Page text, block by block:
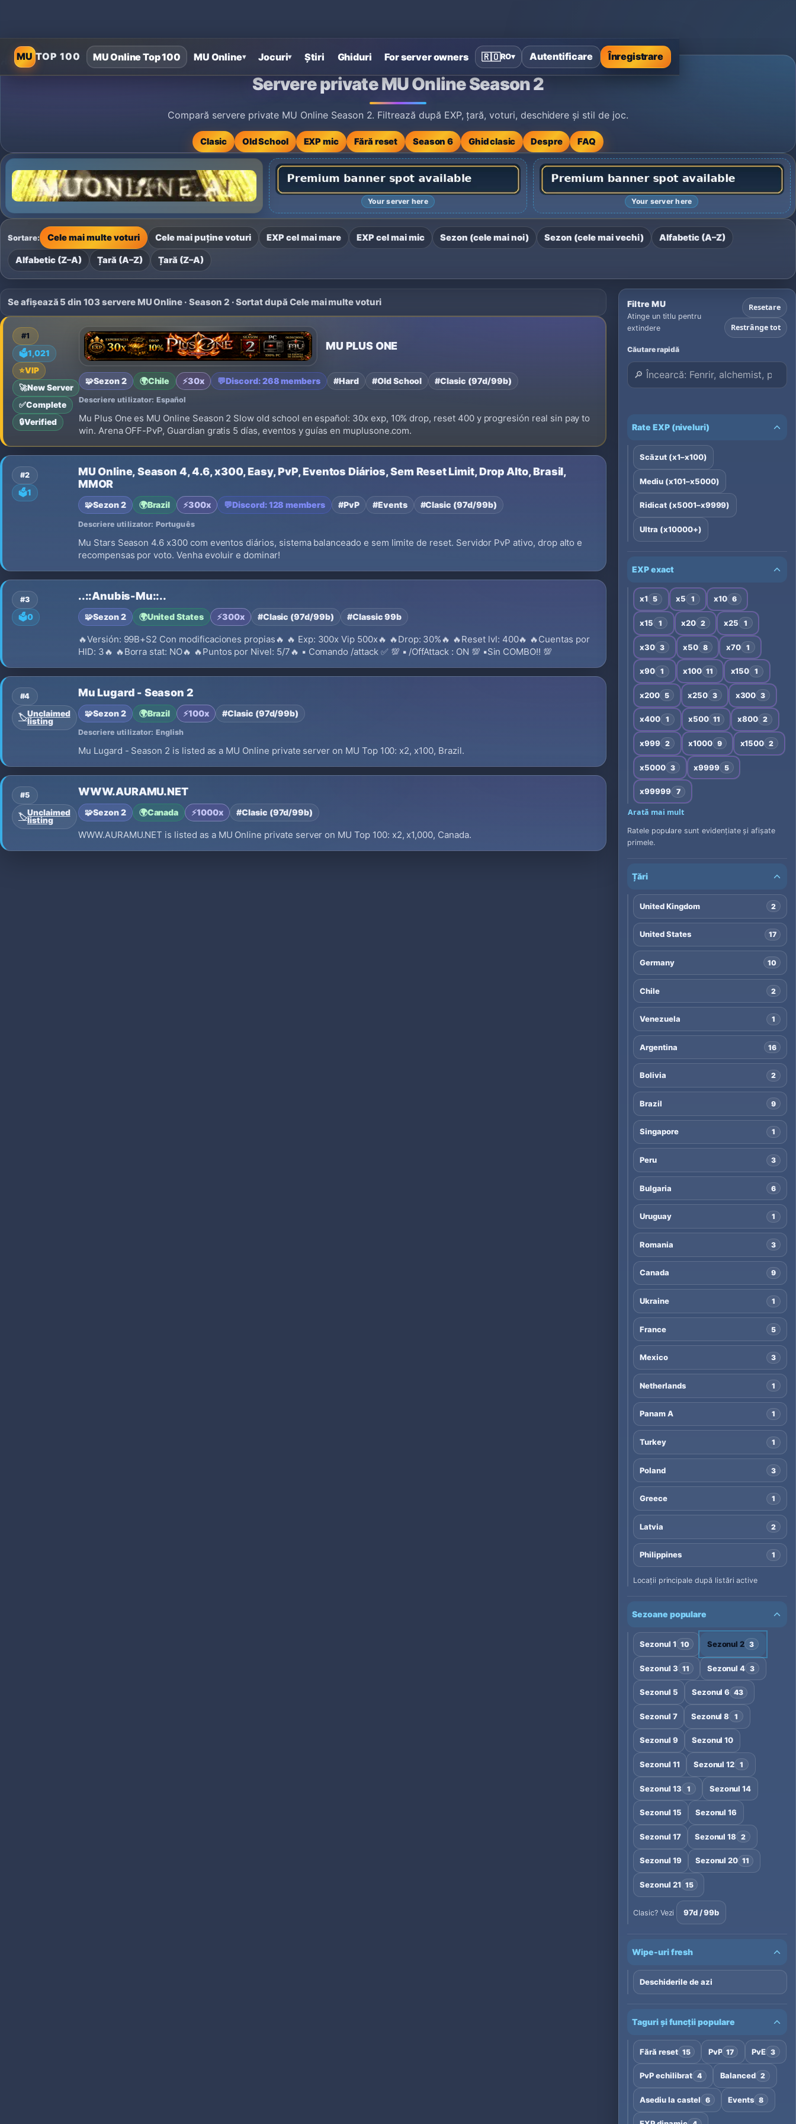
MUTOP 100 MU Online Top 100 MU Online▾ Jocuri▾ Știri Ghiduri For server owners 🇷🇴RO▾ Autentificare Înregistrare
Home›MU Online Private Servers ›Servere private MU Online Season 2
Servere private MU Online Season 2
Compară servere private MU Online Season 2. Filtrează după EXP, țară, voturi, deschidere și stil de joc.
Clasic Old School EXP mic Fără reset Season 6 Ghid clasic Despre FAQ
Your server here Your server here
Sortare: Cele mai multe voturi Cele mai puține voturi EXP cel mai mare EXP cel mai mic Sezon (cele mai noi) Sezon (cele mai vechi) Alfabetic (A–Z)
Alfabetic (Z–A) Țară (A–Z) Țară (Z–A)
Se afișează 5 din 103 servere MU Online · Season 2 · Sortat după Cele mai multe voturi
#1
🗳️1,021
⭐VIP
🚀New Server
✅Complete
🔒Verified
MU PLUS ONE
🧩Sezon 2 🌍Chile ⚡30x 💬Discord: 268 members #Hard #Old School #Clasic (97d/99b)
Descriere utilizator: Español
Mu Plus One es MU Online Season 2 Slow old school en español: 30x exp, 10% drop, reset 400 y progresión real sin pay to
win. Arena OFF-PvP, Guardian gratis 5 días, eventos y guías en muplusone.com.
#2
🗳️1
MU Online, Season 4, 4.6, x300, Easy, PvP, Eventos Diários, Sem Reset Limit, Drop Alto, Brasil,
MMOR
🧩Sezon 2 🌍Brazil ⚡300x 💬Discord: 128 members #PvP #Events #Clasic (97d/99b)
Descriere utilizator: Português
Mu Stars Season 4.6 x300 com eventos diários, sistema balanceado e sem limite de reset. Servidor PvP ativo, drop alto e
recompensas por voto. Venha evoluir e dominar!
#3
🗳️0
..::Anubis-Mu::..
🧩Sezon 2 🌍United States ⚡300x #Clasic (97d/99b) #Classic 99b
🔥Versión: 99B+S2 Con modificaciones propias🔥 🔥 Exp: 300x Vip 500x🔥 🔥Drop: 30%🔥 🔥Reset lvl: 400🔥 🔥Cuentas por
HID: 3🔥 🔥Borra stat: NO🔥 🔥Puntos por Nivel: 5/7🔥 ▪ Comando /attack ✅ 💯 ▪ /OffAttack : ON 💯 ▪Sin COMBO!! 💯
#4
🏷️Unclaimed
listing
Mu Lugard - Season 2
🧩Sezon 2 🌍Brazil ⚡100x #Clasic (97d/99b)
Descriere utilizator: English
Mu Lugard - Season 2 is listed as a MU Online private server on MU Top 100: x2, x100, Brazil.
#5
🏷️Unclaimed
listing
WWW.AURAMU.NET
🧩Sezon 2 🌍Canada ⚡1000x #Clasic (97d/99b)
WWW.AURAMU.NET is listed as a MU Online private server on MU Top 100: x2, x1,000, Canada.
Filtre MU
Atinge un titlu pentru
extindere
Resetare
Restrânge tot
Căutare rapidă
Rate EXP (niveluri)
Scăzut (x1–x100)
Mediu (x101–x5000)
Ridicat (x5001–x9999)
Ultra (x10000+)
EXP exact
x1 5 x5 1 x10 6
x15 1 x20 2 x25 1
x30 3 x50 8 x70 1
x90 1 x100 11 x150 1
x200 5 x250 3 x300 3
x400 1 x500 11 x800 2
x999 2 x1000 9 x1500 2
x5000 3 x9999 5
x99999 7
Arată mai mult
Ratele populare sunt evidențiate și afișate
primele.
Țări
United Kingdom 2
United States 17
Germany 10
Chile 2
Venezuela 1
Argentina 16
Bolivia 2
Brazil 9
Singapore 1
Peru 3
Bulgaria 6
Uruguay 1
Romania 3
Canada 9
Ukraine 1
France 5
Mexico 3
Netherlands 1
Panam A 1
Turkey 1
Poland 3
Greece 1
Latvia 2
Philippines 1
Locații principale după listări active
Sezoane populare
Sezonul 1 10 Sezonul 2 3
Sezonul 3 11 Sezonul 4 3
Sezonul 5 Sezonul 6 43
Sezonul 7 Sezonul 8 1
Sezonul 9 Sezonul 10
Sezonul 11 Sezonul 12 1
Sezonul 13 1 Sezonul 14
Sezonul 15 Sezonul 16
Sezonul 17 Sezonul 18 2
Sezonul 19 Sezonul 20 11
Sezonul 21 15
Clasic? Vezi 97d / 99b
Wipe-uri fresh
Deschiderile de azi
Taguri și funcții populare
Fără reset 15 PvP 17 PvE 3
PvP echilibrat 4 Balanced 2
Asediu la castel 6 Events 8